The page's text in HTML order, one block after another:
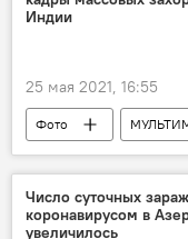
Индии
25 мая 2021, 16:55
Фото
ЖИЗНЬ
Число суточных
коронавирусом в
увеличилось